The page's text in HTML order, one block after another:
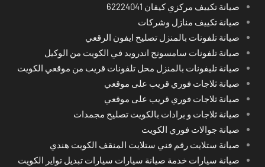
صيانة تكييف مركزي كيفان 62224041
صيانة تكييف منازل وشركات
صيانة تلفونات بالمنزل تصليح ايفون الرقعي
صيانة تلفونات سامسونج اندرويد في الكويت من الوكيل
صيانة تليفونات بالمنزل محل تلفونات قريب من موقعي الكويت
صيانة ثلاجات فوري قريب على موقعي
صيانة ثلاجات فوري قريب على موقعي
صيانة ثلاجات و برادات بالكويت تصليح مجمدات
صيانة جوالات فوري الكويت
صيانة ستلايت رقم فني ستلايت المنقف الكويت هندي
صيانة سيارات خدمة صيانة سيارات سيارات تبديل تواير الكويت